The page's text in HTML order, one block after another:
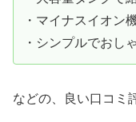
・マイナスイオン
・シンプルでおし
などの、良い口コミ